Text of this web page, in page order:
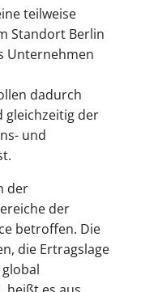
teilweise
Standort Berlin
Unternehmen
dadurch
gleichzeitig der
und
der
der
betroffen. Die
die Ertragslage